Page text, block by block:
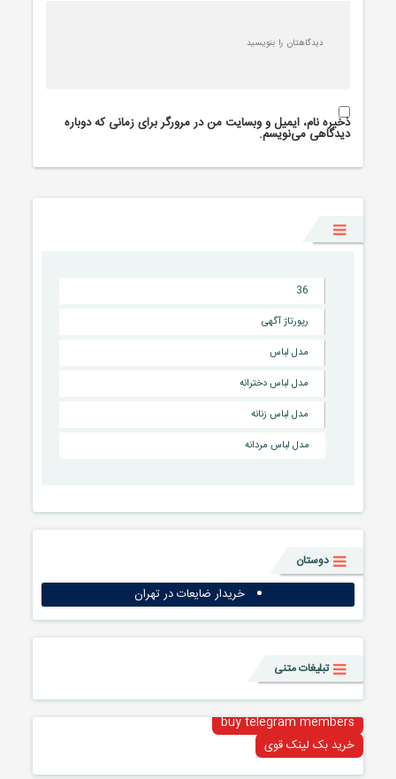
ذخیره نام، ایمیل و وبسایت من در مرورگر برای زمانی که دوباره
دیدگاهی می‌نویسم.
36
رپورتاژ آگهی
مدل لباس
مدل لباس دخترانه
مدل لباس زنانه
مدل لباس مردانه
دوستان
خریدار ضایعات در تهران
تبلیغات متنی
buy telegram members
خرید بک لینک قوی